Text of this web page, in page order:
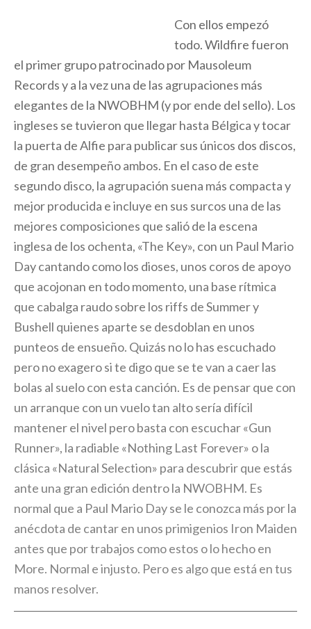
Con ellos empezó
todo. Wildfire fueron
el primer grupo patrocinado por Mausoleum
Records y a la vez una de las agrupaciones más
elegantes de la NWOBHM (y por ende del sello). Los
ingleses se tuvieron que llegar hasta Bélgica y tocar
la puerta de Alfie para publicar sus únicos dos discos,
de gran desempeño ambos. En el caso de este
segundo disco, la agrupación suena más compacta y
mejor producida e incluye en sus surcos una de las
mejores composiciones que salió de la escena
inglesa de los ochenta, «The Key», con un Paul Mario
Day cantando como los dioses, unos coros de apoyo
que acojonan en todo momento, una base rítmica
que cabalga raudo sobre los riffs de Summer y
Bushell quienes aparte se desdoblan en unos
punteos de ensueño. Quizás no lo has escuchado
pero no exagero si te digo que se te van a caer las
bolas al suelo con esta canción. Es de pensar que con
un arranque con un vuelo tan alto sería difícil
mantener el nivel pero basta con escuchar «Gun
Runner», la radiable «Nothing Last Forever» o la
clásica «Natural Selection» para descubrir que estás
ante una gran edición dentro la NWOBHM. Es
normal que a Paul Mario Day se le conozca más por la
anécdota de cantar en unos primigenios Iron Maiden
antes que por trabajos como estos o lo hecho en
More. Normal e injusto. Pero es algo que está en tus
manos resolver.